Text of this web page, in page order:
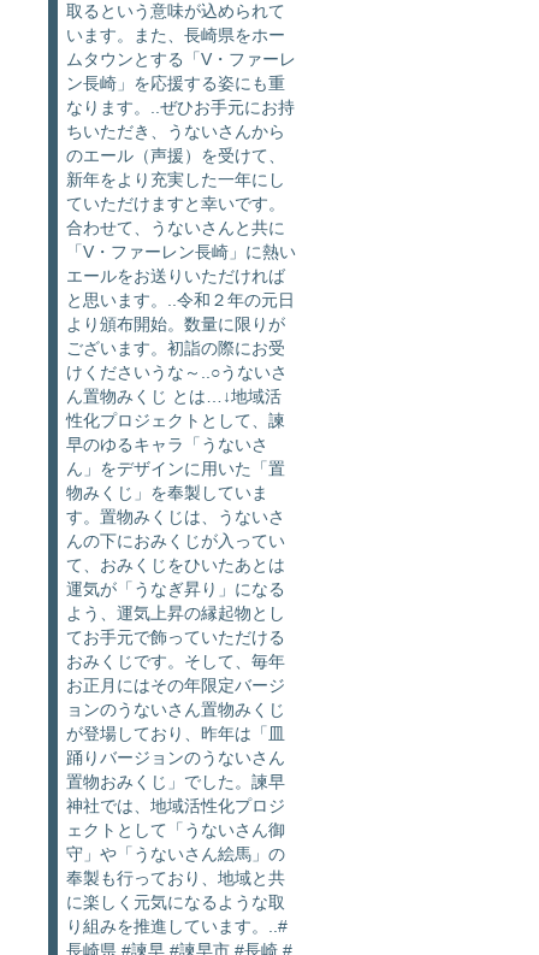
取るという意味が込められて
います。また、長崎県をホー
ムタウンとする「V・ファーレ
ン長崎」を応援する姿にも重
なります。..ぜひお手元にお持
ちいただき、うないさんから
のエール（声援）を受けて、
新年をより充実した一年にし
ていただけますと幸いです。
合わせて、うないさんと共に
「V・ファーレン長崎」に熱い
エールをお送りいただければ
と思います。..令和２年の元日
より頒布開始。数量に限りが
ございます。初詣の際にお受
けくださいうな～..○うないさ
ん置物みくじ とは…↓地域活
性化プロジェクトとして、諫
早のゆるキャラ「うないさ
ん」をデザインに用いた「置
物みくじ」を奉製していま
す。置物みくじは、うないさ
んの下におみくじが入ってい
て、おみくじをひいたあとは
運気が「うなぎ昇り」になる
よう、運気上昇の縁起物とし
てお手元で飾っていただける
おみくじです。そして、毎年
お正月にはその年限定バージ
ョンのうないさん置物みくじ
が登場しており、昨年は「皿
踊りバージョンのうないさん
置物おみくじ」でした。諫早
神社では、地域活性化プロジ
ェクトとして「うないさん御
守」や「うないさん絵馬」の
奉製も行っており、地域と共
に楽しく元気になるような取
り組みを推進しています。..#
長崎県 #諫早 #諫早市 #長崎 #